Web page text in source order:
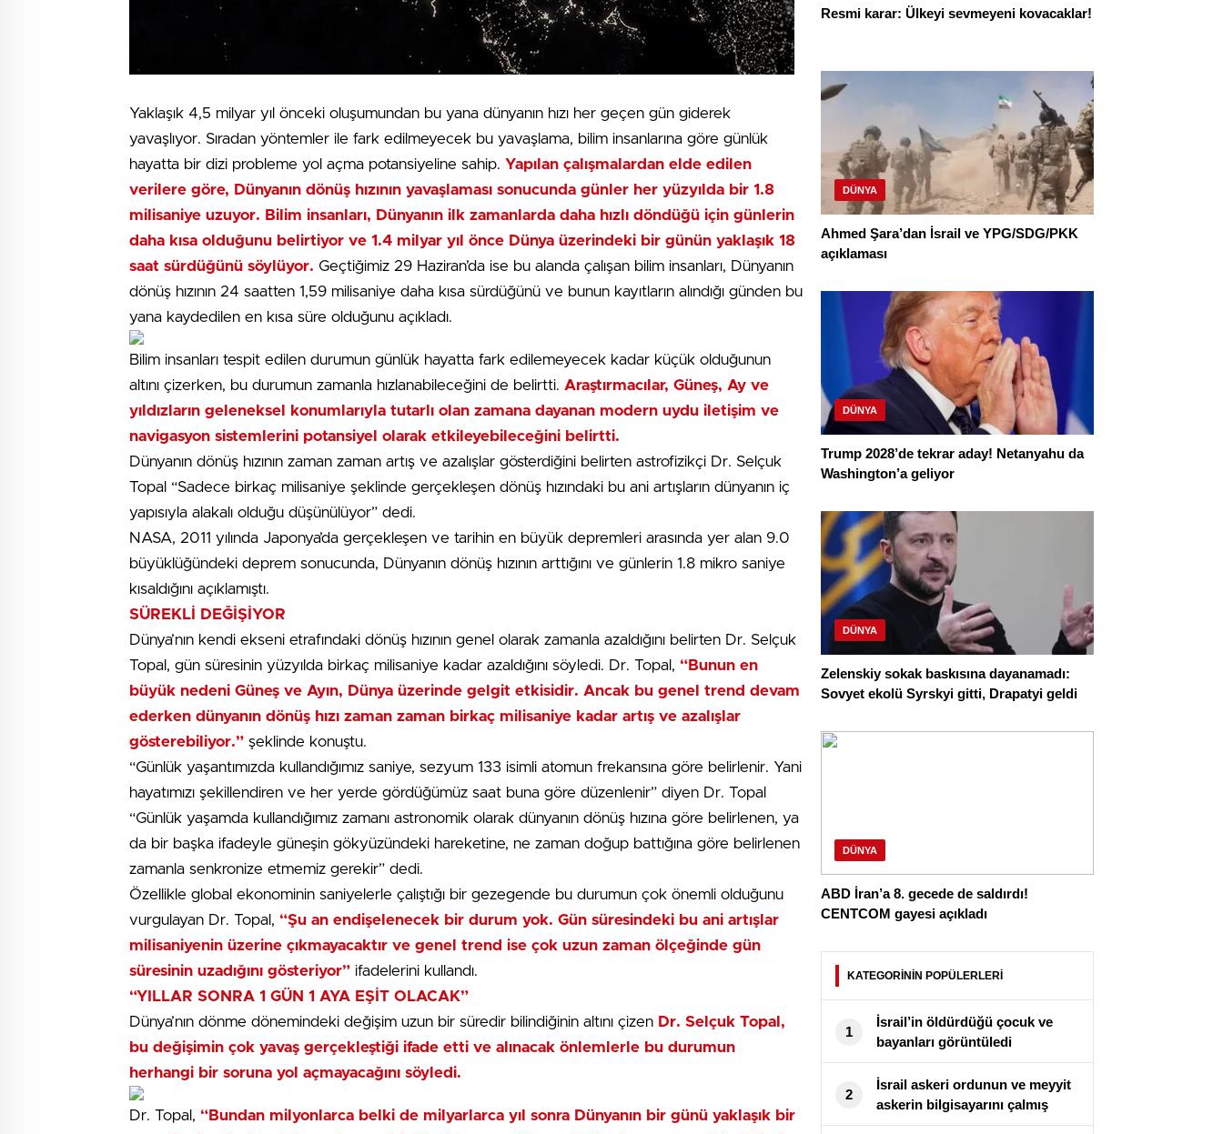
Yaklaşık 4,5 milyar yıl önceki oluşumundan bu yana dünyanın hızı her geçen gün giderek
yavaşlıyor. Sıradan yöntemler ile fark edilmeyecek bu yavaşlama, bilim insanlarına göre günlük
hayatta bir dizi probleme yol açma potansiyeline sahip. Yapılan çalışmalardan elde edilen
verilere göre, Dünyanın dönüş hızının yavaşlaması sonucunda günler her yüzyılda bir 1.8
milisaniye uzuyor. Bilim insanları, Dünyanın ilk zamanlarda daha hızlı döndüğü için günlerin
daha kısa olduğunu belirtiyor ve 1.4 milyar yıl önce Dünya üzerindeki bir günün yaklaşık 18
saat sürdüğünü söylüyor. Geçtiğimiz 29 Haziran’da ise bu alanda çalışan bilim insanları, Dünyanın
dönüş hızının 24 saatten 1,59 milisaniye daha kısa sürdüğünü ve bunun kayıtların alındığı günden bu
yana kaydedilen en kısa süre olduğunu açıkladı.
Bilim insanları tespit edilen durumun günlük hayatta fark edilemeyecek kadar küçük olduğunun
altını çizerken, bu durumun zamanla hızlanabileceğini de belirtti. Araştırmacılar, Güneş, Ay ve
yıldızların geleneksel konumlarıyla tutarlı olan zamana dayanan modern uydu iletişim ve
navigasyon sistemlerini potansiyel olarak etkileyebileceğini belirtti.
Dünyanın dönüş hızının zaman zaman artış ve azalışlar gösterdiğini belirten astrofizikçi Dr. Selçuk
Topal “Sadece birkaç milisaniye şeklinde gerçekleşen dönüş hızındaki bu ani artışların dünyanın iç
yapısıyla alakalı olduğu düşünülüyor” dedi.
NASA, 2011 yılında Japonya’da gerçekleşen ve tarihin en büyük depremleri arasında yer alan 9.0
büyüklüğündeki deprem sonucunda, Dünyanın dönüş hızının arttığını ve günlerin 1.8 mikro saniye
kısaldığını açıklamıştı.
SÜREKLİ DEĞİŞİYOR
Dünya’nın kendi ekseni etrafındaki dönüş hızının genel olarak zamanla azaldığını belirten Dr. Selçuk
Topal, gün süresinin yüzyılda birkaç milisaniye kadar azaldığını söyledi. Dr. Topal, “Bunun en
büyük nedeni Güneş ve Ayın, Dünya üzerinde gelgit etkisidir. Ancak bu genel trend devam
ederken dünyanın dönüş hızı zaman zaman birkaç milisaniye kadar artış ve azalışlar
gösterebiliyor.” şeklinde konuştu.
“Günlük yaşantımızda kullandığımız saniye, sezyum 133 isimli atomun frekansına göre belirlenir. Yani
hayatımızı şekillendiren ve her yerde gördüğümüz saat buna göre düzenlenir” diyen Dr. Topal
“Günlük yaşamda kullandığımız zamanı astronomik olarak dünyanın dönüş hızına göre belirlenen, ya
da bir başka ifadeyle güneşin gökyüzündeki hareketine, ne zaman doğup battığına göre belirlenen
zamanla senkronize etmemiz gerekir” dedi.
Özellikle global ekonominin saniyelerle çalıştığı bir gezegende bu durumun çok önemli olduğunu
vurgulayan Dr. Topal, “Şu an endişelenecek bir durum yok. Gün süresindeki bu ani artışlar
milisaniyenin üzerine çıkmayacaktır ve genel trend ise çok uzun zaman ölçeğinde gün
süresinin uzadığını gösteriyor” ifadelerini kullandı.
“YILLAR SONRA 1 GÜN 1 AYA EŞİT OLACAK”
Dünya’nın dönme dönemindeki değişim uzun bir süredir bilindiğinin altını çizen Dr. Selçuk Topal,
bu değişimin çok yavaş gerçekleştiği ifade etti ve alınacak önlemlerle bu durumun
herhangi bir soruna yol açmayacağını söyledi.
Dr. Topal, “Bundan milyonlarca belki de milyarlarca yıl sonra Dünyanın bir günü yaklaşık bir
Resmi karar: Ülkeyi sevmeyeni kovacaklar!
DÜNYA
Ahmed Şara’dan İsrail ve YPG/SDG/PKK
açıklaması
DÜNYA
Trump 2028’de tekrar aday! Netanyahu da
Washington’a geliyor
DÜNYA
Zelenskiy sokak baskısına dayanamadı:
Sovyet ekolü Syrskyi gitti, Drapatyi geldi
DÜNYA
ABD İran’a 8. gecede de saldırdı!
CENTCOM gayesi açıkladı
KATEGORİNİN POPÜLERLERİ
1
İsrail’in öldürdüğü çocuk ve
bayanları görüntüledi
2
İsrail askeri ordunun ve meyyit
askerin bilgisayarını çalmış